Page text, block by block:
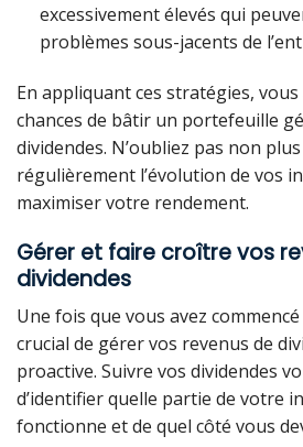
excessivement élevés qui
problèmes sous-jacents de
En appliquant ces stratégies,
chances de bâtir un portefeuille
dividendes. N’oubliez pas non plus
régulièrement l’évolution de vos
maximiser votre rendement.
Gérer et faire croître vos
dividendes
Une fois que vous avez
crucial de gérer vos revenus de
proactive. Suivre vos dividendes
d’identifier quelle partie de votre
fonctionne et de quel côté vous